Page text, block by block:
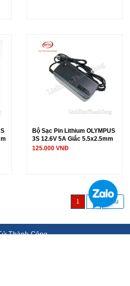
Bộ Sạc Pin Lithium OLYMPUS
3S 12.6V 5A Giắc 5.5x2.5mm
125.000 VNĐ
1 2
Thành Công